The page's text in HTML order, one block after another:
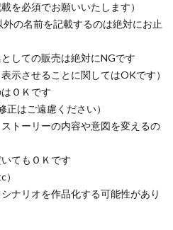
を必須でお願いいたします）
の名前を記載するのは絶対にお止
しての販売は絶対にNGです
示させることに関してはOKです）
ＯＫです
正はご遠慮ください）
トーリーの内容や意図を変えるの
てもＯＫです
ナリオを作品化する可能性があり